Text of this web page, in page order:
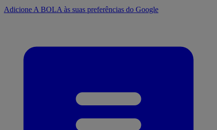
Adicione A BOLA às suas preferências do Google